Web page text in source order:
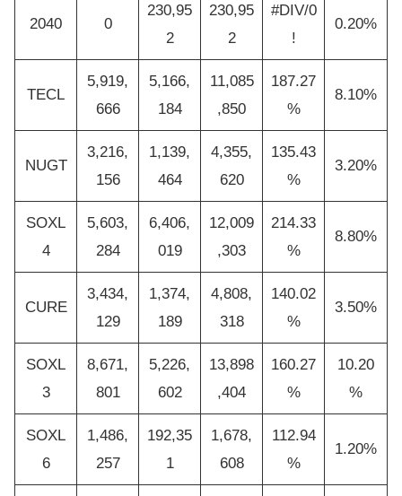
2040 0
230,95
2
230,95
2
#DIV/0
!
0.20%
TECL
5,919,
666
5,166,
184
11,085
,850
187.27
%
8.10%
NUGT
3,216,
156
1,139,
464
4,355,
620
135.43
%
3.20%
SOXL
4
5,603,
284
6,406,
019
12,009
,303
214.33
%
8.80%
CURE
3,434,
129
1,374,
189
4,808,
318
140.02
%
3.50%
SOXL
3
8,671,
801
5,226,
602
13,898
,404
160.27
%
10.20
%
SOXL
6
1,486,
257
192,35
1
1,678,
608
112.94
%
1.20%